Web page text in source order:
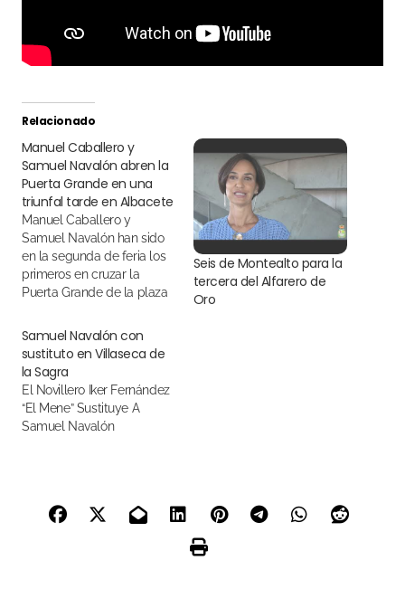
Relacionado
Manuel Caballero y
Samuel Navalón abren la
Puerta Grande en una
triunfal tarde en Albacete
Manuel Caballero y
Samuel Navalón han sido
en la segunda de feria los
primeros en cruzar la
Puerta Grande de la plaza
Seis de Montealto para la
tercera del Alfarero de
Oro
Samuel Navalón con
sustituto en Villaseca de
la Sagra
El Novillero Iker Fernández
“El Mene” Sustituye A
Samuel Navalón